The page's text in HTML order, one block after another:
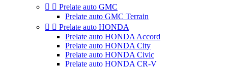
  Prelate auto GMC
Prelate auto GMC Terrain
  Prelate auto HONDA
Prelate auto HONDA Accord
Prelate auto HONDA City
Prelate auto HONDA Civic
Prelate auto HONDA CR-V